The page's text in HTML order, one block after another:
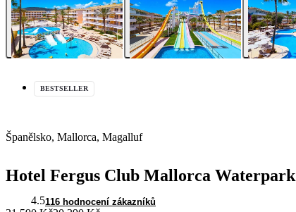
BESTSELLER
Španělsko, Mallorca, Magalluf
Hotel Fergus Club Mallorca Waterpark
4.5116 hodnocení zákazníků